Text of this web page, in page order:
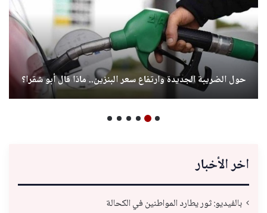
حول الضريبة الجديدة وارتفاع سعر البنزين.. ماذا قال أبو شقرا؟
اخر الأخبار
بالفيديو: ثور يطارد المواطنين في الكحالة